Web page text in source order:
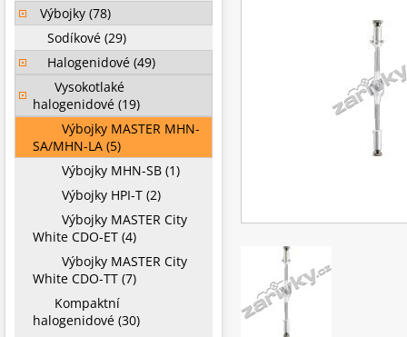
Výbojky (78)
Sodíkové (29)
Halogenidové (49)
Vysokotlaké
halogenidové (19)
Výbojky MASTER MHN-
SA/MHN-LA (5)
Výbojky MHN-SB (1)
Výbojky HPI-T (2)
Výbojky MASTER City
White CDO-ET (4)
Výbojky MASTER City
White CDO-TT (7)
Kompaktní
halogenidové (30)